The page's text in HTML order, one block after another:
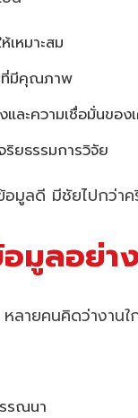
เหมาะสม
ที่มีคุณภาพ
ละความเชื่อมั่นของ
ยธรรมการวิจัย
มูลดี มีชัยไปกว่าค
อมูลอย่
ลายคนคิดว่างาน
รณนา